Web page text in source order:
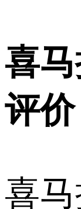
喜
评价
喜